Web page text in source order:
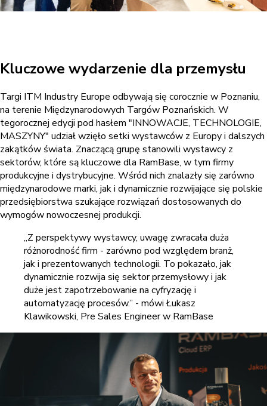
Kluczowe wydarzenie dla przemysłu
Targi ITM Industry Europe odbywają się corocznie w Poznaniu,
na terenie Międzynarodowych Targów Poznańskich. W
tegorocznej edycji pod hasłem "INNOWACJE, TECHNOLOGIE,
MASZYNY" udział wzięło setki wystawców z Europy i dalszych
zakątków świata. Znaczącą grupę stanowili wystawcy z
sektorów, które są kluczowe dla RamBase, w tym firmy
produkcyjne i dystrybucyjne. Wśród nich znalazły się zarówno
międzynarodowe marki, jak i dynamicznie rozwijające się polskie
przedsiębiorstwa szukające rozwiązań dostosowanych do
wymogów nowoczesnej produkcji.
„Z perspektywy wystawcy, uwagę zwracała duża
różnorodność firm - zarówno pod względem branż,
jak i prezentowanych technologii. To pokazało, jak
dynamicznie rozwija się sektor przemysłowy i jak
duże jest zapotrzebowanie na cyfryzację i
automatyzację procesów.” - mówi Łukasz
Klawikowski, Pre Sales Engineer w RamBase